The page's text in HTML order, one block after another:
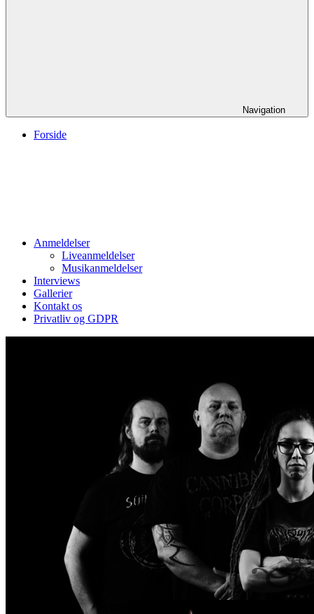
Navigation
Forside
Anmeldelser
Liveanmeldelser
Musikanmeldelser
Interviews
Gallerier
Kontakt os
Privatliv og GDPR